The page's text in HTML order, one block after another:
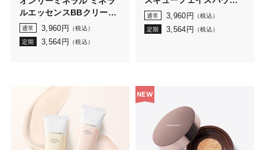
ルエッセンスBBクリーム
N通常 3,960 円 （税込）
定期 3,564 円 （税込）
ー
通常 3,960 円 （税込）
定期 3,564 円 （税込）
NEW